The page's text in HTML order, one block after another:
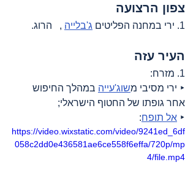
צפון הרצועה
1. ירי במחנה הפליטים ג'בלייה ,   הרוג.
העיר עזה
1. מזרח:
‣ ירי מסיבי משוג'עייה במהלך החיפוש
אחר גופתו של החטוף הישראלי;
‣ אל תופח:
https://video.wixstatic.com/video/9241ed_6df
058c2dd0e436581ae6ce558f6effa/720p/mp
4/file.mp4